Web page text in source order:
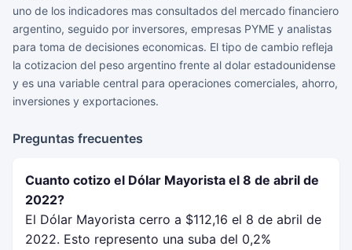
uno de los indicadores mas consultados del mercado financiero
argentino, seguido por inversores, empresas PYME y analistas
para toma de decisiones economicas. El tipo de cambio refleja
la cotizacion del peso argentino frente al dolar estadounidense
y es una variable central para operaciones comerciales, ahorro,
inversiones y exportaciones.
Preguntas frecuentes
Cuanto cotizo el Dólar Mayorista el 8 de abril de
2022?
El Dólar Mayorista cerro a $112,16 el 8 de abril de
2022. Esto represento una suba del 0,2%